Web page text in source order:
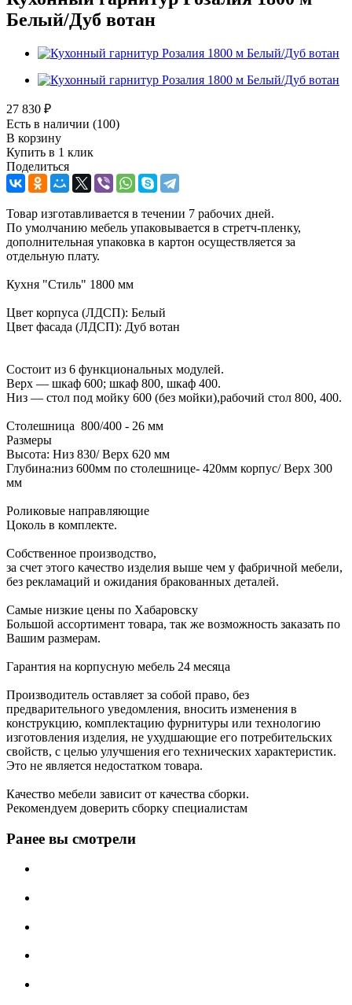
Белый/Дуб вотан
27 830 ₽
Есть в наличии (100)
В корзину
Купить в 1 клик
Поделиться
Товар изготавливается в течении 7 рабочих дней.
По умолчанию мебель упаковывается в стретч-пленку,
дополнительная упаковка в картон осуществляется за
отдельную плату.
Кухня "Стиль" 1800 мм
Цвет корпуса (ЛДСП): Белый
Цвет фасада (ЛДСП): Дуб вотан
Состоит из 6 функциональных модулей.
Верх — шкаф 600; шкаф 800, шкаф 400.
Низ — стол под мойку 600 (без мойки),рабочий стол 800, 400.
Столешница 800/400 - 26 мм
Размеры
Высота: Низ 830/ Верх 620 мм
Глубина:низ 600мм по столешнице- 420мм корпус/ Верх 300
мм
Роликовые направляющие
Цоколь в комплекте.
Собственное производство,
за счет этого качество изделия выше чем у фабричной мебели,
без рекламаций и ожидания бракованных деталей.
Самые низкие цены по Хабаровску
Большой ассортимент товара, так же возможность заказать по
Вашим размерам.
Гарантия на корпусную мебель 24 месяца
Производитель оставляет за собой право, без
предварительного уведомления, вносить изменения в
конструкцию, комплектацию фурнитуры или технологию
изготовления изделия, не ухудшающие его потребительских
свойств, с целью улучшения его технических характеристик.
Это не является недостатком товара.
Качество мебели зависит от качества сборки.
Рекомендуем доверить сборку специалистам
Ранее вы смотрели